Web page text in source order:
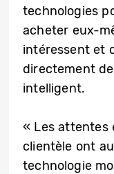
technologies
acheter eux-
intéressent et
directement
intelligent.
« Les attentes
clientèle ont
technologie